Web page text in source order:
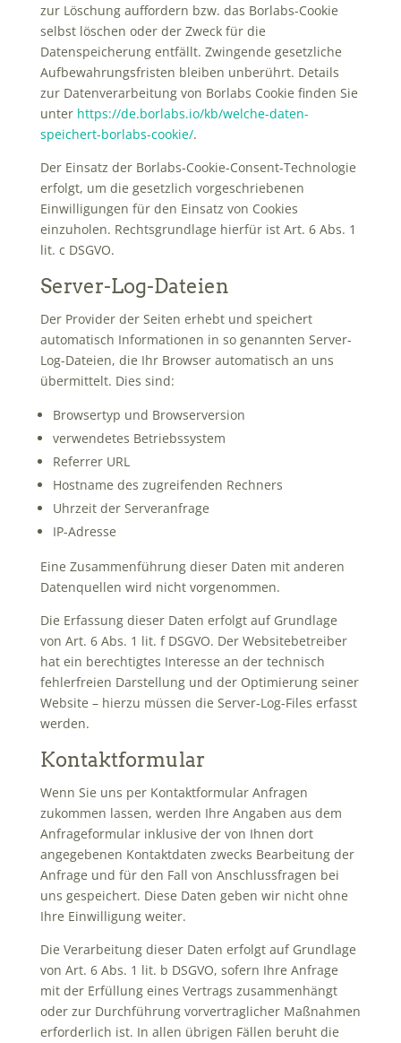
zur Löschung auffordern bzw. das Borlabs-Cookie
selbst löschen oder der Zweck für die
Datenspeicherung entfällt. Zwingende gesetzliche
Aufbewahrungsfristen bleiben unberührt. Details
zur Datenverarbeitung von Borlabs Cookie finden Sie
unter https://de.borlabs.io/kb/welche-daten-
speichert-borlabs-cookie/.
Der Einsatz der Borlabs-Cookie-Consent-Technologie
erfolgt, um die gesetzlich vorgeschriebenen
Einwilligungen für den Einsatz von Cookies
einzuholen. Rechtsgrundlage hierfür ist Art. 6 Abs. 1
lit. c DSGVO.
Server-Log-Dateien
Der Provider der Seiten erhebt und speichert
automatisch Informationen in so genannten Server-
Log-Dateien, die Ihr Browser automatisch an uns
übermittelt. Dies sind:
Browsertyp und Browserversion
verwendetes Betriebssystem
Referrer URL
Hostname des zugreifenden Rechners
Uhrzeit der Serveranfrage
IP-Adresse
Eine Zusammenführung dieser Daten mit anderen
Datenquellen wird nicht vorgenommen.
Die Erfassung dieser Daten erfolgt auf Grundlage
von Art. 6 Abs. 1 lit. f DSGVO. Der Websitebetreiber
hat ein berechtigtes Interesse an der technisch
fehlerfreien Darstellung und der Optimierung seiner
Website – hierzu müssen die Server-Log-Files erfasst
werden.
Kontaktformular
Wenn Sie uns per Kontaktformular Anfragen
zukommen lassen, werden Ihre Angaben aus dem
Anfrageformular inklusive der von Ihnen dort
angegebenen Kontaktdaten zwecks Bearbeitung der
Anfrage und für den Fall von Anschlussfragen bei
uns gespeichert. Diese Daten geben wir nicht ohne
Ihre Einwilligung weiter.
Die Verarbeitung dieser Daten erfolgt auf Grundlage
von Art. 6 Abs. 1 lit. b DSGVO, sofern Ihre Anfrage
mit der Erfüllung eines Vertrags zusammenhängt
oder zur Durchführung vorvertraglicher Maßnahmen
erforderlich ist. In allen übrigen Fällen beruht die